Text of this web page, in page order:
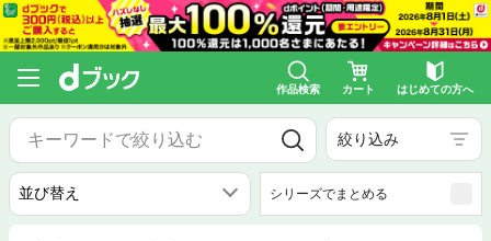
作品検索 カート はじめての方へ
絞り込み
シリーズでまとめる